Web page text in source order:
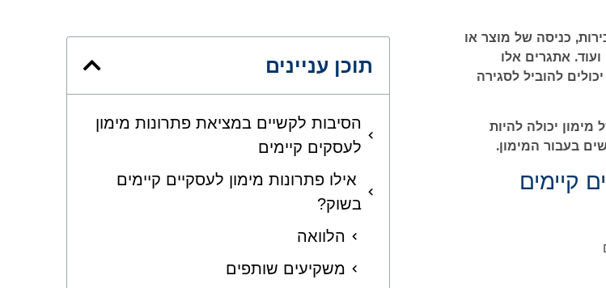
כניסה של מוצר או
אתגרים אלו
להוביל לסגירה
יכולה להיות
בעבור המימון.
קיימים
תוכן עניינים
הסיבות לקשיים במציאת פתרונות מימון
לעסקים קיימים
אילו פתרונות מימון לעסקיים קיימים
בשוק?
הלוואה
משקיעים שותפים